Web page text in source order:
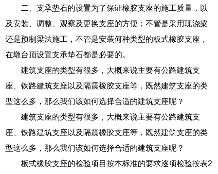
二、支承垫石的设置为了保证橡胶支座的施工质量，以
及安装、调整、观察及更换支座的方便；不管是采用现浇梁
还是预制梁法施工，不管是安装何种类型的板式橡胶支座，
在墩台顶设置支承垫石都是必要的。
建筑支座的类型有很多，大概来说主要有公路建筑支
座、铁路建筑支座以及隔震橡胶支座等，既然建筑支座的类
型这么多，那么我们该如何选择合适的建筑支座呢？
建筑支座的类型有很多，大概来说主要有公路建筑支
座、铁路建筑支座以及隔震橡胶支座等，既然建筑支座的类
型这么多，那么我们该如何选择合适的建筑支座呢？
板式橡胶支座的检验项目按本标准的要求逐项检验按表2